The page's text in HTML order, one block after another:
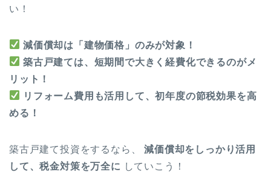
い！
減価償却は「建物価格」のみが対象！
築古戸建ては、短期間で大きく経費化できるのがメ
リット！
リフォーム費用も活用して、初年度の節税効果を高
める！
築古戸建て投資をするなら、減価償却をしっかり活用
して、税金対策を万全に していこう！